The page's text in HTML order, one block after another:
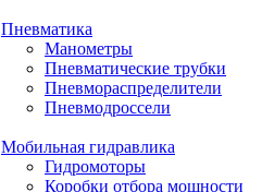
Пневматика
Манометры
Пневматические трубки
Пневмораспределители
Пневмодроссели
Мобильная гидравлика
Гидромоторы
Коробки отбора мощности